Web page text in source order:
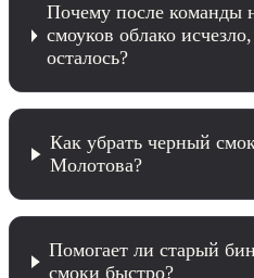
Почему после команды
смоуков облако
осталось?
Как убрать черный
Молотова?
Помогает ли старый
смоки быстро?